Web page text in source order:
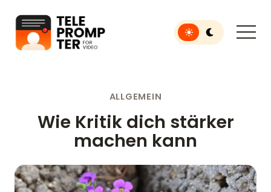
Teleprompter für Videos
Toggle light or dark
ALLGEMEIN
Wie Kritik dich stärker
machen kann